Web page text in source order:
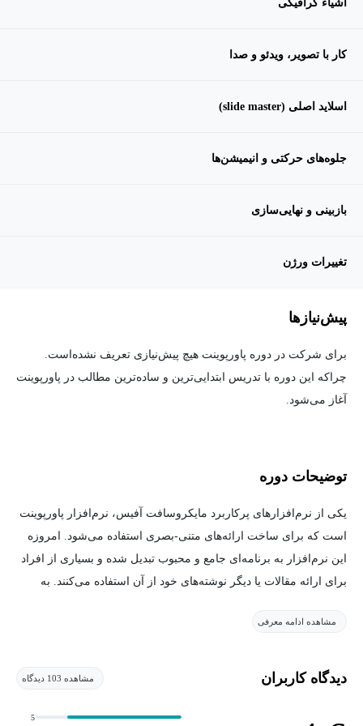
اشیاء گرافیکی
کار با تصویر، ویدئو و صدا
اسلاید اصلی (slide master)
جلوه‌های حرکتی و انیمیشن‌ها
بازبینی و نهایی‌سازی
تغییرات ورژن
پیش‌نیاز‌ها
برای شرکت در دوره پاورپوینت هیچ پیش‌نیازی تعریف نشده‌است.
چراکه این دوره با تدریس ابتدایی‌ترین و ساده‌ترین مطالب در پاورپوینت
آغاز می‌شود.
توضیحات دوره
یکی از نرم‌افزار‌های پرکاربرد مایکروسافت آفیس، نرم‌افزار پاورپوینت
است که برای ساخت ارائه‌های متنی-بصری استفاده می‌شود. امروزه
این نرم‌افزار به برنامه‌ای جامع و محبوب تبدیل شده و بسیاری از افراد
برای ارائه مقالات یا دیگر نوشته‌های خود از آن استفاده می‌کنند. به
جدول، نمودار، صدا و غیره هستند، برای ارائه‌های خود استفاده کنید.
کرد. بنابراين آموزش گام به گام و کامل ساخت پاورپوینت باید در
آموزش پاورپوینتمکتب خونه به صورت تخصصی و
مشاهده ادامه معرفی
دیدگاه کاربران مشاهده 103 دیدگاه
5